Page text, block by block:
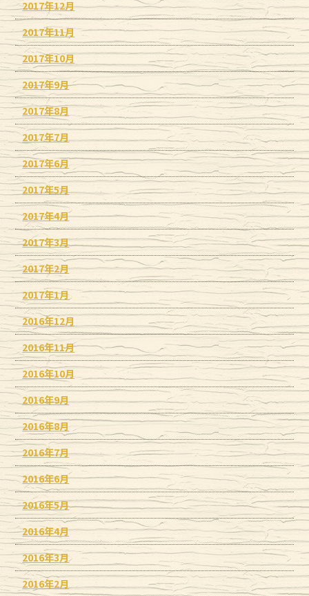
2017年12月
2017年11月
2017年10月
2017年9月
2017年8月
2017年7月
2017年6月
2017年5月
2017年4月
2017年3月
2017年2月
2017年1月
2016年12月
2016年11月
2016年10月
2016年9月
2016年8月
2016年7月
2016年6月
2016年5月
2016年4月
2016年3月
2016年2月